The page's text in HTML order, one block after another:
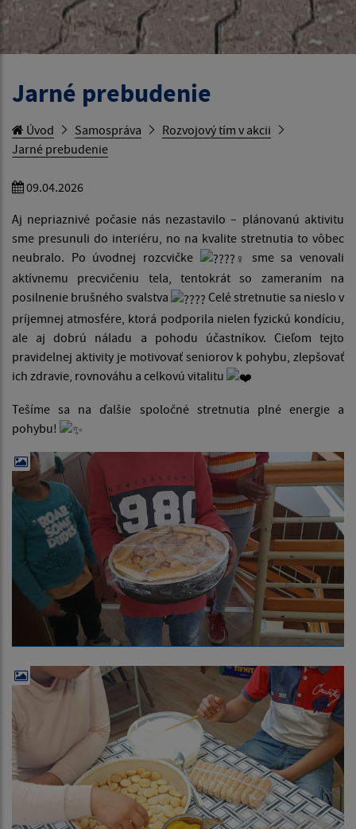
Jarné prebudenie
Úvod Samospráva
Rozvojový tím v akcii
Jarné prebudenie
09.04.2026
Aj nepriaznivé počasie nás nezastavilo – plánovanú aktivitu
sme presunuli do interiéru, no na kvalite stretnutia to vôbec
neubralo. Po úvodnej rozcvičke
sme sa venovali
aktívnemu precvičeniu tela, tentokrát so zameraním na
posilnenie brušného svalstva
Celé stretnutie sa nieslo v
príjemnej atmosfére, ktorá podporila nielen fyzickú kondíciu,
ale aj dobrú náladu a pohodu účastníkov. Cieľom tejto
pravidelnej aktivity je motivovať seniorov k pohybu, zlepšovať
ich zdravie, rovnováhu a celkovú vitalitu
Tešíme sa na ďalšie spoločné stretnutia plné energie a
pohybu!